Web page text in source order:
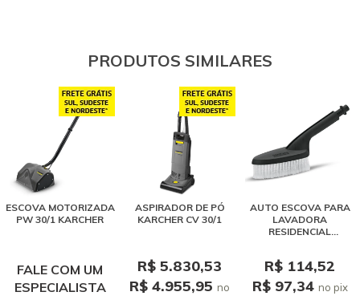
PRODUTOS SIMILARES
ESCOVA MOTORIZADA
PW 30/1 KARCHER
FALE COM UM
ESPECIALISTA
ASPIRADOR DE PÓ
KARCHER CV 30/1
R$ 5.830,53
R$ 4.955,95no
AUTO ESCOVA PARA
LAVADORA
RESIDENCIAL
R$ 114,52
R$ 97,34 no pix